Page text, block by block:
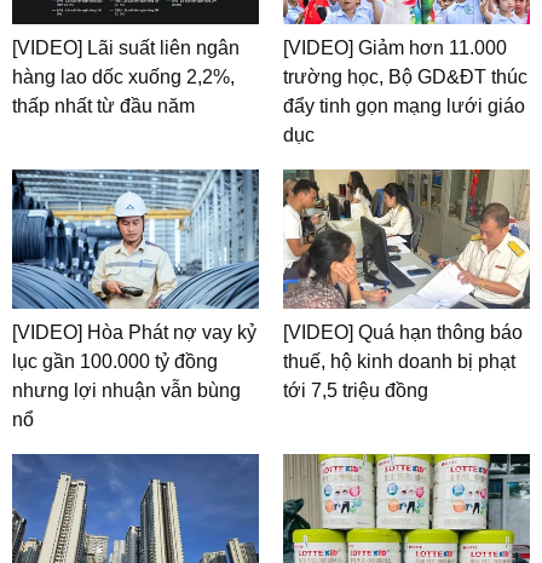
[VIDEO] Lãi suất liên ngân
hàng lao dốc xuống 2,2%,
thấp nhất từ đầu năm
[VIDEO] Giảm hơn 11.000
trường học, Bộ GD&ĐT thúc
đẩy tinh gọn mạng lưới giáo
dục
[VIDEO] Hòa Phát nợ vay kỷ
lục gần 100.000 tỷ đồng
nhưng lợi nhuận vẫn bùng
nổ
[VIDEO] Quá hạn thông báo
thuế, hộ kinh doanh bị phạt
tới 7,5 triệu đồng